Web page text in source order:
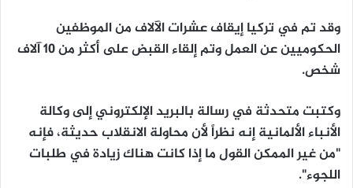
وقد تم في تركيا إيقاف عشرات الآلاف من الموظفين
الحكوميين عن العمل وتم إلقاء القبض على أكثر من 10 آلاف
شخص.
وكتبت متحدثة في رسالة بالبريد الإلكتروني إلى وكالة
الأنباء الألمانية إنه نظراً لأن محاولة الانقلاب حديثة، فإنه
"من غير الممكن القول ما إذا كانت هناك زيادة في طلبات
اللجوء".